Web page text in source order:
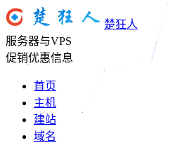
楚狂人
服务器与VPS
促销优惠信息
首页
主机
建站
域名